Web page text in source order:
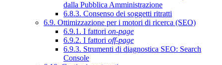
dalla Pubblica Amministrazione
6.8.3. Consenso dei soggetti ritratti
6.9. Ottimizzazione per i motori di ricerca (SEO)
6.9.1. I fattori on-page
6.9.2. I fattori off-page
6.9.3. Strumenti di diagnostica SEO: Search
Console